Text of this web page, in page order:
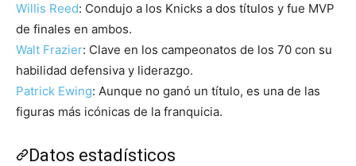
Willis Reed: Condujo a los Knicks a dos títulos y fue MVP
de finales en ambos.
Walt Frazier: Clave en los campeonatos de los 70 con su
habilidad defensiva y liderazgo.
Patrick Ewing: Aunque no ganó un título, es una de las
figuras más icónicas de la franquicia.
Datos estadísticos